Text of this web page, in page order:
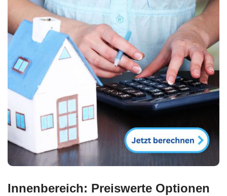
Innenbereich: Preiswerte Optionen